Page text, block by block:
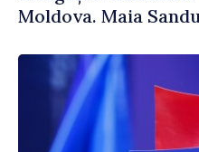
Moldova. Maia
politica statului”